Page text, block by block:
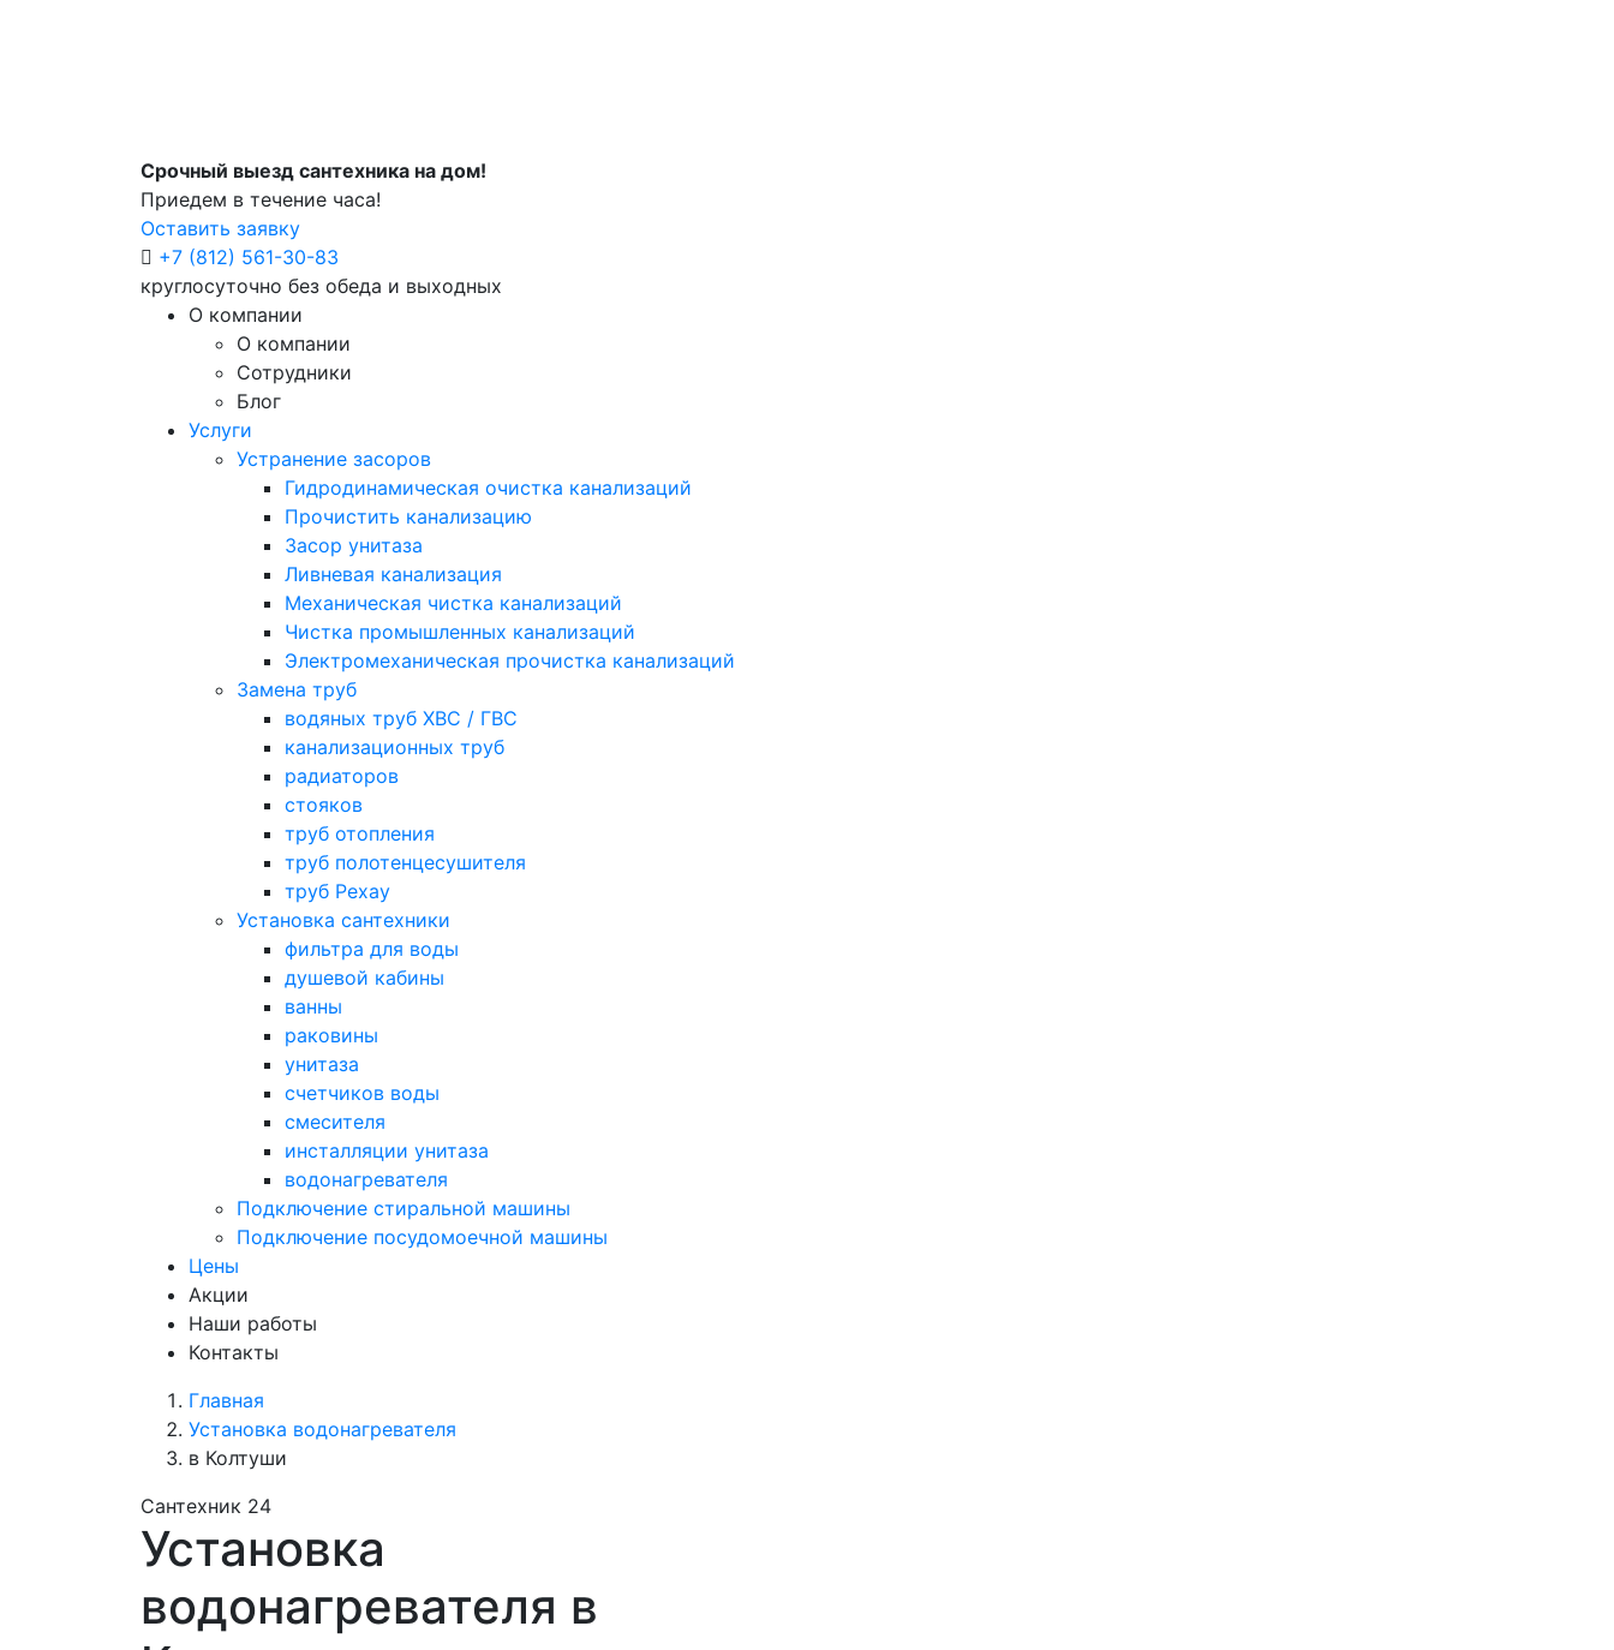
Срочный выезд сантехника на дом!
Приедем в течение часа!
Оставить заявку
+7 (812) 561-30-83
круглосуточно без обеда и выходных
О компании
О компании
Сотрудники
Блог
Услуги
Устранение засоров
Гидродинамическая очистка канализаций
Прочистить канализацию
Засор унитаза
Ливневая канализация
Механическая чистка канализаций
Чистка промышленных канализаций
Электромеханическая прочистка канализаций
Замена труб
водяных труб ХВС / ГВС
канализационных труб
радиаторов
стояков
труб отопления
труб полотенцесушителя
труб Рехау
Установка сантехники
фильтра для воды
душевой кабины
ванны
раковины
унитаза
счетчиков воды
смесителя
инсталляции унитаза
водонагревателя
Подключение стиральной машины
Подключение посудомоечной машины
Цены
Акции
Наши работы
Контакты
Главная
Установка водонагревателя
в Колтуши
Сантехник 24
Установка
водонагревателя в